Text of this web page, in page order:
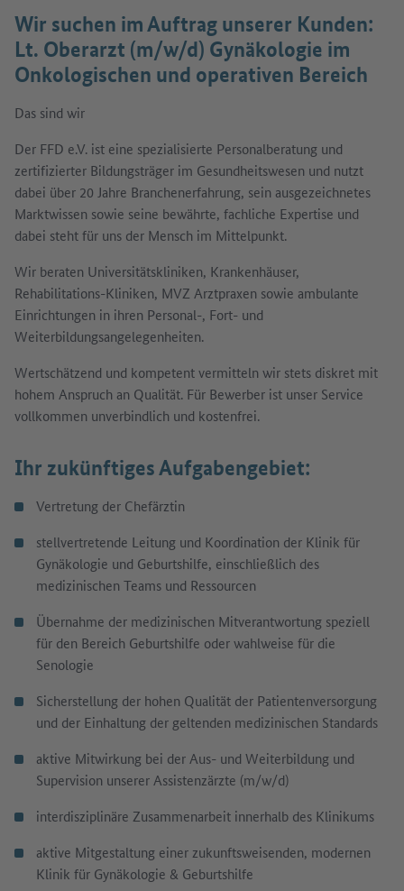
Wir suchen im Auftrag unserer Kunden:
Lt. Oberarzt (m/w/d) Gynäkologie im
Onkologischen und operativen Bereich
Das sind wir
Der FFD e.V. ist eine spezialisierte Personalberatung und
zertifizierter Bildungsträger im Gesundheitswesen und nutzt
dabei über 20 Jahre Branchenerfahrung, sein ausgezeichnetes
Marktwissen sowie seine bewährte, fachliche Expertise und
dabei steht für uns der Mensch im Mittelpunkt.
Wir beraten Universitätskliniken, Krankenhäuser,
Rehabilitations-Kliniken, MVZ Arztpraxen sowie ambulante
Einrichtungen in ihren Personal-, Fort- und
Weiterbildungsangelegenheiten.
Wertschätzend und kompetent vermitteln wir stets diskret mit
hohem Anspruch an Qualität. Für Bewerber ist unser Service
vollkommen unverbindlich und kostenfrei.
Ihr zukünftiges Aufgabengebiet:
Vertretung der Chefärztin
stellvertretende Leitung und Koordination der Klinik für
Gynäkologie und Geburtshilfe, einschließlich des
medizinischen Teams und Ressourcen
Übernahme der medizinischen Mitverantwortung speziell
für den Bereich Geburtshilfe oder wahlweise für die
Senologie
Sicherstellung der hohen Qualität der Patientenversorgung
und der Einhaltung der geltenden medizinischen Standards
aktive Mitwirkung bei der Aus- und Weiterbildung und
Supervision unserer Assistenzärzte (m/w/d)
interdisziplinäre Zusammenarbeit innerhalb des Klinikums
aktive Mitgestaltung einer zukunftsweisenden, modernen
Klinik für Gynäkologie & Geburtshilfe